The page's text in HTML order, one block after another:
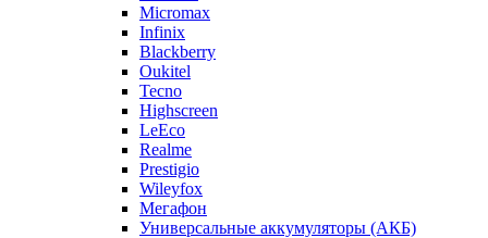
OnePlus
Micromax
Infinix
Blackberry
Oukitel
Tecno
Highscreen
LeEco
Realme
Prestigio
Wileyfox
Мегафон